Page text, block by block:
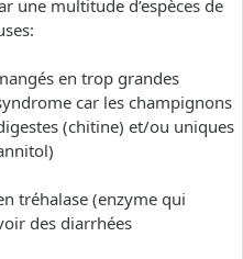
une multitude d’espèces de
en trop grandes
car les champignons
(chitine) et/ou uniques
tréhalase (enzyme qui
des diarrhées